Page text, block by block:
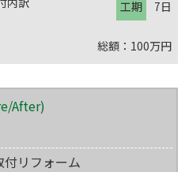
工期 7日
総額：100万円
After)
付リフォーム